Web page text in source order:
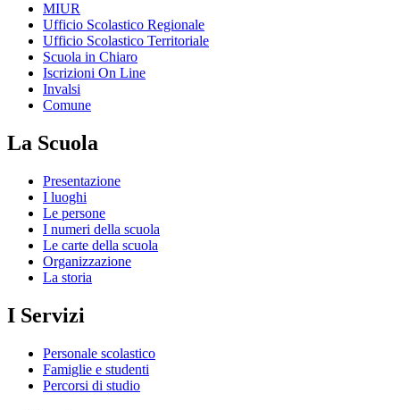
MIUR
Ufficio Scolastico Regionale
Ufficio Scolastico Territoriale
Scuola in Chiaro
Iscrizioni On Line
Invalsi
Comune
La Scuola
Presentazione
I luoghi
Le persone
I numeri della scuola
Le carte della scuola
Organizzazione
La storia
I Servizi
Personale scolastico
Famiglie e studenti
Percorsi di studio